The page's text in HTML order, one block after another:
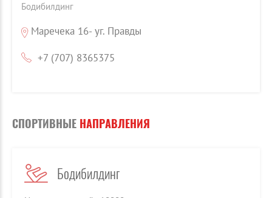
Бодибилдинг
Маречека 16- уг. Правды
+7 (707) 8365375
СПОРТИВНЫЕ НАПРАВЛЕНИЯ
Бодибилдинг